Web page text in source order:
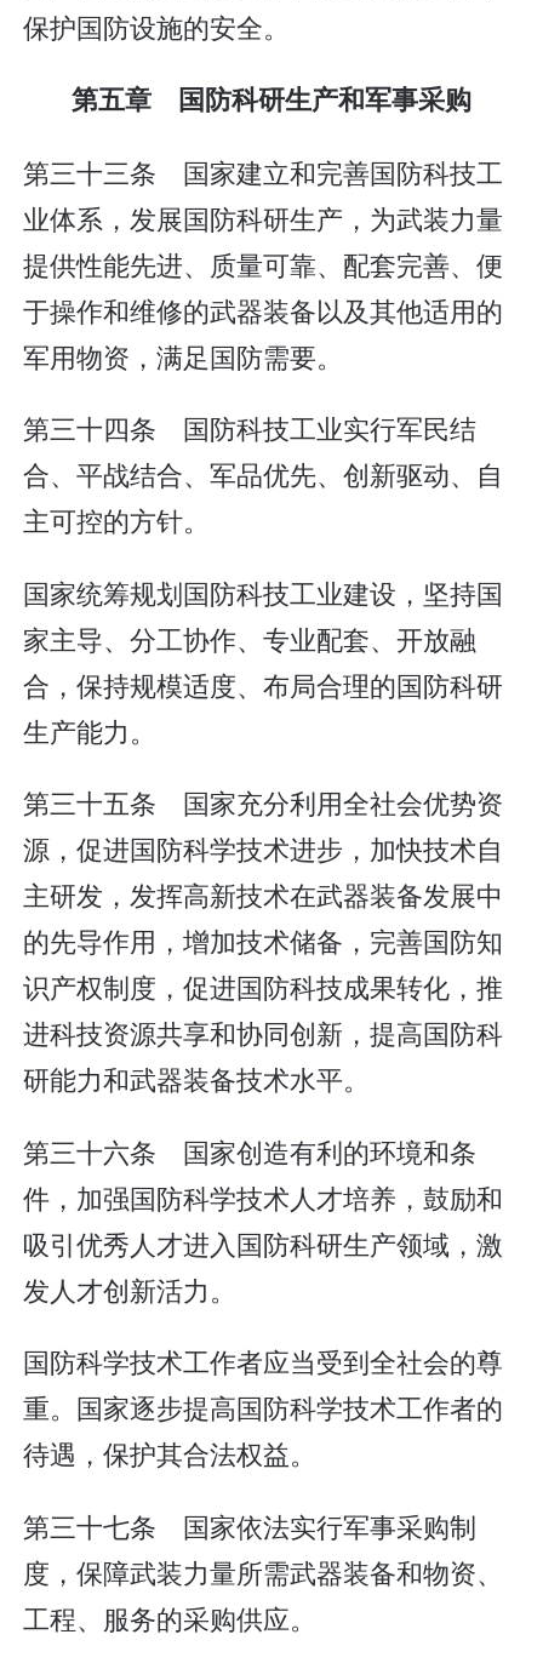
保护国防设施的安全。
第五章 国防科研生产和军事采购
第三十三条 国家建立和完善国防科技工
业体系，发展国防科研生产，为武装力量
提供性能先进、质量可靠、配套完善、便
于操作和维修的武器装备以及其他适用的
军用物资，满足国防需要。
第三十四条 国防科技工业实行军民结
合、平战结合、军品优先、创新驱动、自
主可控的方针。
国家统筹规划国防科技工业建设，坚持国
家主导、分工协作、专业配套、开放融
合，保持规模适度、布局合理的国防科研
生产能力。
第三十五条 国家充分利用全社会优势资
源，促进国防科学技术进步，加快技术自
主研发，发挥高新技术在武器装备发展中
的先导作用，增加技术储备，完善国防知
识产权制度，促进国防科技成果转化，推
进科技资源共享和协同创新，提高国防科
研能力和武器装备技术水平。
第三十六条 国家创造有利的环境和条
件，加强国防科学技术人才培养，鼓励和
吸引优秀人才进入国防科研生产领域，激
发人才创新活力。
国防科学技术工作者应当受到全社会的尊
重。国家逐步提高国防科学技术工作者的
待遇，保护其合法权益。
第三十七条 国家依法实行军事采购制
度，保障武装力量所需武器装备和物资、
工程、服务的采购供应。